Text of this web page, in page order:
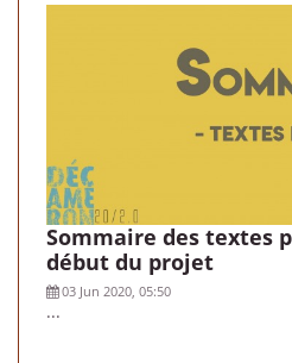
Sommaire des textes
début du projet
03 Jun 2020, 05:50
...